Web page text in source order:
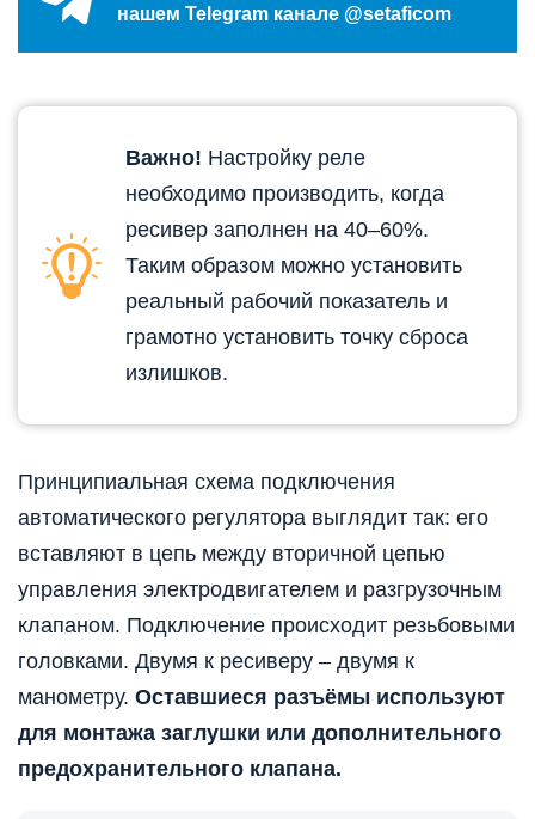
нашем Telegram канале @setaficom
Важно! Настройку реле
необходимо производить, когда
ресивер заполнен на 40–60%.
Таким образом можно установить
реальный рабочий показатель и
грамотно установить точку сброса
излишков.
Принципиальная схема подключения
автоматического регулятора выглядит так: его
вставляют в цепь между вторичной цепью
управления электродвигателем и разгрузочным
клапаном. Подключение происходит резьбовыми
головками. Двумя к ресиверу – двумя к
манометру. Оставшиеся разъёмы используют
для монтажа заглушки или дополнительного
предохранительного клапана.